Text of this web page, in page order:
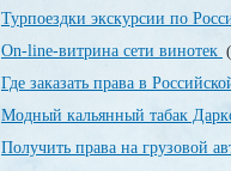
Турпоездки экскурсии по
On-line-витрина сети винотек
Где заказать права в
Модный кальянный табак
Получить права на грузовой